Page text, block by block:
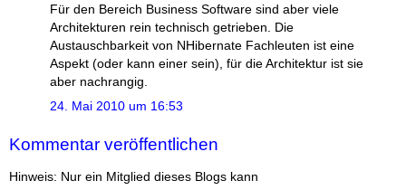
Für den Bereich Business Software sind aber viele
Architekturen rein technisch getrieben. Die
Austauschbarkeit von NHibernate Fachleuten ist eine
Aspekt (oder kann einer sein), für die Architektur ist sie
aber nachrangig.
24. Mai 2010 um 16:53
Kommentar veröffentlichen
Hinweis: Nur ein Mitglied dieses Blogs kann